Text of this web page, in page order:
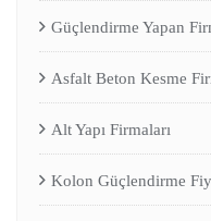
Güçlendirme Yapan
Asfalt Beton Kesme
Alt Yapı Firmaları
Kolon Güçlendirme